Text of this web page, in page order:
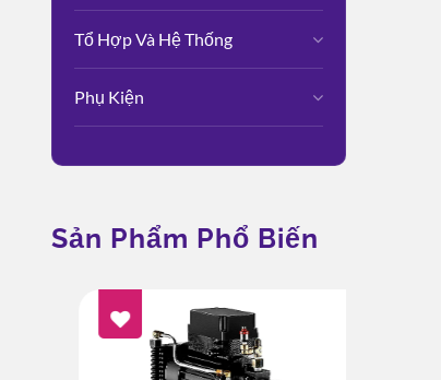
Tổ Hợp Và Hệ Thống
Phụ Kiện
Sản Phẩm Phổ Biến